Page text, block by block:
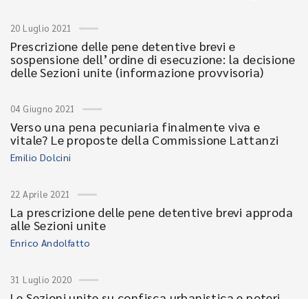
20 Luglio 2021
Prescrizione delle pene detentive brevi e
sospensione dell’ordine di esecuzione: la decisione
delle Sezioni unite (informazione provvisoria)
04 Giugno 2021
Verso una pena pecuniaria finalmente viva e
vitale? Le proposte della Commissione Lattanzi
Emilio Dolcini
22 Aprile 2021
La prescrizione delle pene detentive brevi approda
alle Sezioni unite
Enrico Andolfatto
31 Luglio 2020